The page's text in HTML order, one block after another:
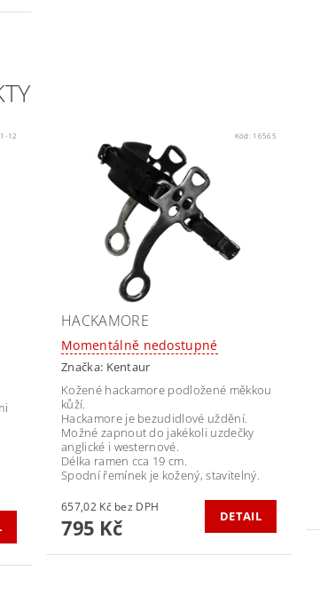
12 Kód: 16565
HACKAMORE
Momentálně nedostupné
Značka: Kentaur
Kožené hackamore podložené měkkou
kůží.
Hackamore je bezudidlové uždění.
Možné zapnout do jakékoli uzdečky
anglické i westernové.
Délka ramen cca 19 cm.
Spodní řemínek je kožený, stavitelný.
657,02 Kč bez DPH
795 Kč DETAIL